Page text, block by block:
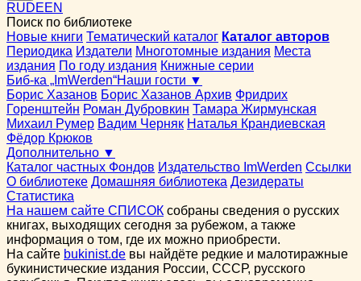
RUDEEN
Поиск по библиотеке
Новые книги Тематический каталог Каталог авторов
Периодика Издатели Многотомные издания Места
издания По году издания Книжные серии
Биб-ка „ImWerden“Наши гости ▼
Борис Хазанов Борис Хазанов Архив Фридрих
Горенштейн Роман Дубровкин Тамара Жирмунская
Михаил Румер Вадим Черняк Наталья Крандиевская
Фёдор Крюков
Дополнительно ▼
Каталог частных Фондов Издательство ImWerden Ссылки
О библиотеке Домашняя библиотека Дезидераты
Статистика
На нашем сайте СПИСОК собраны сведения о русских
книгах, выходящих сегодня за рубежом, а также
информация о том, где их можно приобрести.
На сайте bukinist.de вы найдёте редкие и малотиражные
букинистические издания России, СССР, русского